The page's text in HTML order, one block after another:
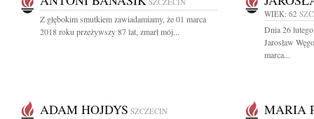
Z głębokim smutkiem zawiadamiamy, że 01 marca
2018 roku przeżywszy 87 lat, zmarł mój...
WIEK: 62
Dnia 26
Jarosław
marca...
ADAM HOJDYS SZCZECIN MARIA